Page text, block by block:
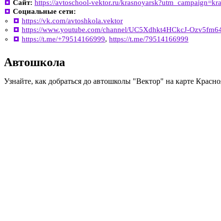
Сайт: https://avtoschool-vektor.ru/
Социальные сети:
https://vk.com/avtoshkola.vektor
https://www.youtube.com/channel/UC5Xdhkt4HCkcJ-
https://t.me/+79514166999, https://t.me/79514166999
Автошкола
Узнайте, как добраться до автошколы "Вектор" на карте